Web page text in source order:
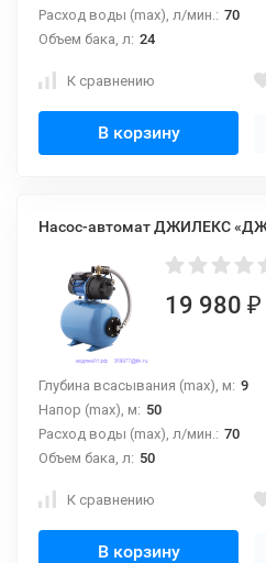
Расход воды (max), л/мин.: 70
Объем бака, л: 24
К сравнению
В корзину
Насос-автомат ДЖИЛЕКС
19 980 ₽
Глубина всасывания (max), м: 9
Напор (max), м: 50
Расход воды (max), л/мин.: 70
Объем бака, л: 50
К сравнению
В корзину